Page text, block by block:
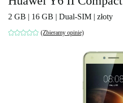
2 GB | 16 GB | Dual-SIM | złoty
(Zbieramy opinie)